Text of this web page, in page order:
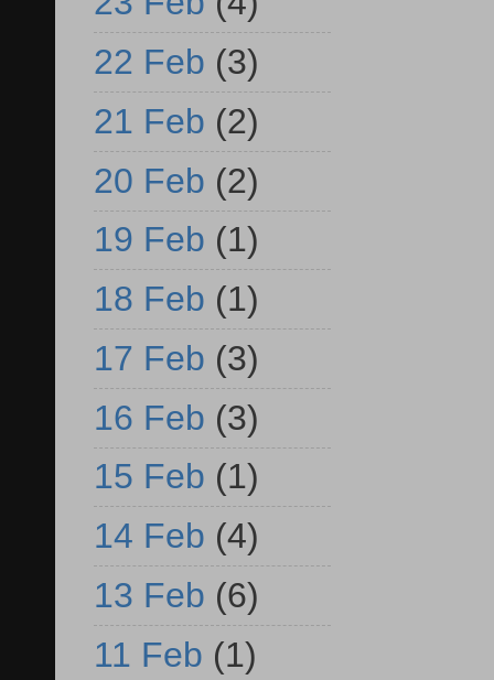
22 Feb (3)
21 Feb (2)
20 Feb (2)
19 Feb (1)
18 Feb (1)
17 Feb (3)
16 Feb (3)
15 Feb (1)
14 Feb (4)
13 Feb (6)
11 Feb (1)